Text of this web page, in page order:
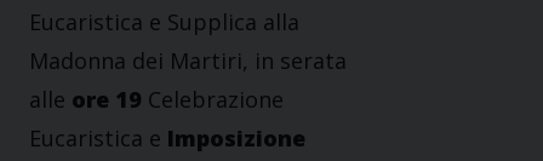
Eucaristica e Supplica alla
Madonna dei Martiri, in serata
alle ore 19 Celebrazione
Eucaristica e Imposizione